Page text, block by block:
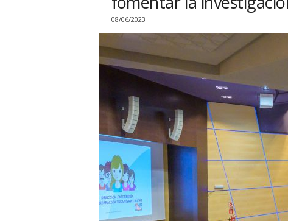
R
R
C
C
E
S
08/06/2023